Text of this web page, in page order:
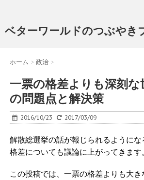
ベターワールドのつぶやき
ホーム > 政治 >
一票の格差よりも深刻な
の問題点と解決策
2016/10/23 2017/03/09
解散総選挙の話が報じられるように
格差についても議論に上がってきます。
この投稿では、一票の格差よりも大